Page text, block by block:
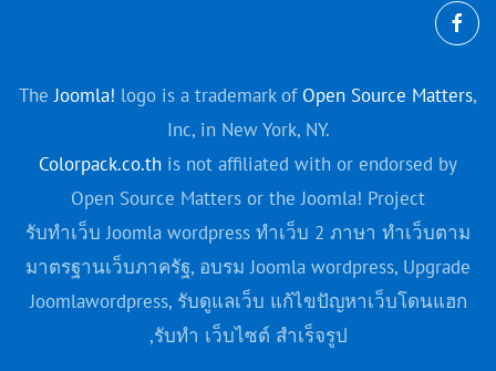
TheJoomla! logo is a trademark of Open Source Matters,
Inc, in New York, NY.
Colorpack.co.th is not affiliated with or endorsed by
Open Source Matters or the Joomla! Project
รับทำเว็บ Joomla wordpress ทำเว็บ 2 ภาษา ทำเว็บตาม
มาตรฐานเว็บภาครัฐ, อบรม Joomla wordpress, Upgrade
Joomlawordpress, รับดูแลเว็บ แก้ไขปัญหาเว็บโดนแฮก
,รับทํา เว็บไซต์ สําเร็จรูป